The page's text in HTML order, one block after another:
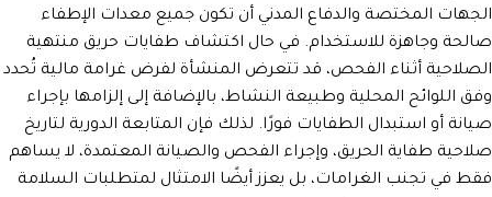
الجهات المختصة والدفاع المدني أن تكون جميع معدات الإطفاء
صالحة وجاهزة للاستخدام. في حال اكتشاف طفايات حريق منتهية
الصلاحية أثناء الفحص، قد تتعرض المنشأة لفرض غرامة مالية تُحدد
وفق اللوائح المحلية وطبيعة النشاط، بالإضافة إلى إلزامها بإجراء
صيانة أو استبدال الطفايات فورًا. لذلك فإن المتابعة الدورية لتاريخ
صلاحية طفاية الحريق، وإجراء الفحص والصيانة المعتمدة، لا يساهم
فقط في تجنب الغرامات، بل يعزز أيضًا الامتثال لمتطلبات السلامة